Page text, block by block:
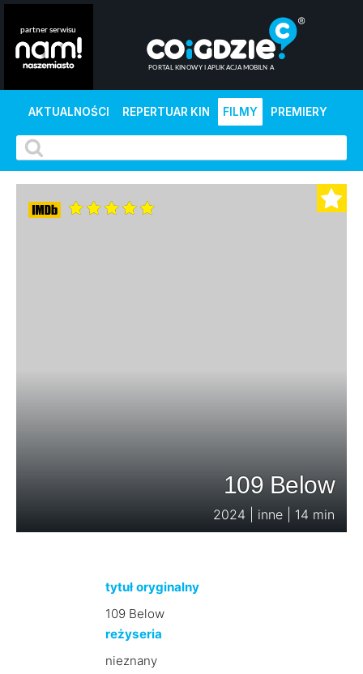
AKTUALNOŚCI REPERTUAR KIN FILMY PREMIERY
109 Below
2024 | inne | 14 min
tytuł oryginalny
109 Below
reżyseria
nieznany